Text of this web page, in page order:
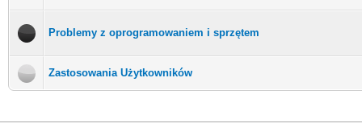
Problemy z oprogramowaniem i sprzętem
Zastosowania Użytkowników